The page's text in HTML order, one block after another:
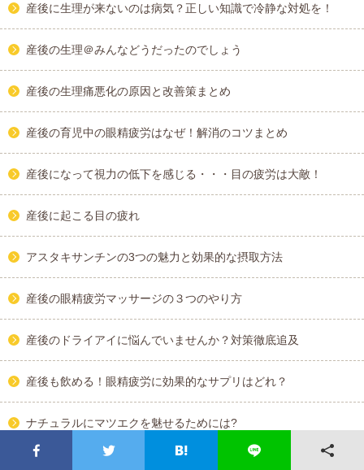
産後に生理が来ないのは病気？正しい知識で冷静な対処を！
産後の生理＠みんなどうだったのでしょう
産後の生理痛悪化の原因と改善策まとめ
産後の育児中の眼精疲労はなぜ！解消のコツまとめ
産後になって視力の低下を感じる・・・目の疲労は大敵！
産後に起こる目の疲れ
アスタキサンチンの3つの魅力と効果的な摂取方法
産後の眼精疲労マッサージの３つのやり方
産後のドライアイに悩んでいませんか？対策徹底追及
産後も飲める！眼精疲労に効果的なサプリはどれ？
ナチュラルにマツエクを魅せるためには?